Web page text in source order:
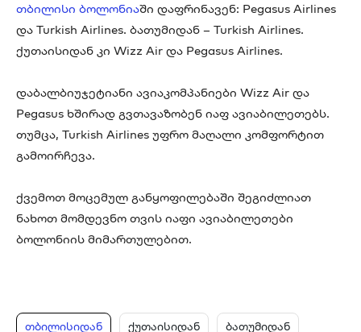
თბილისი ბოლონიაში დაფრინავენ: Pegasus Airlines
და Turkish Airlines. ბათუმიდან – Turkish Airlines.
ქუთაისიდან კი Wizz Air და Pegasus Airlines.
დაბალბიუჯეტიანი ავიაკომპანიები Wizz Air და
Pegasus ხშირად გვთავაზობენ იაფ ავიაბილეთებს.
თუმცა, Turkish Airlines უფრო მაღალი კომფორტით
გამოირჩევა.
ქვემოთ მოცემულ განყოფილებაში შეგიძლიათ
ნახოთ მომდევნო თვის იაფი ავიაბილეთები
ბოლონიის მიმართულებით.
თბილისიდან ქუთაისიდან ბათუმიდან